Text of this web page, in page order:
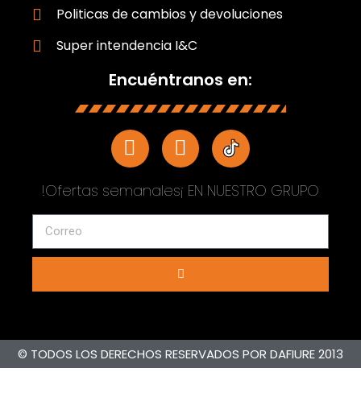
Politicas de cambios y devoluciones
Super intendencia I&C
Encuéntranos en:
!Ofertas semanales¡ EN NUESTRO GRUPO
© TODOS LOS DERECHOS RESERVADOS POR DAFIURE 2013